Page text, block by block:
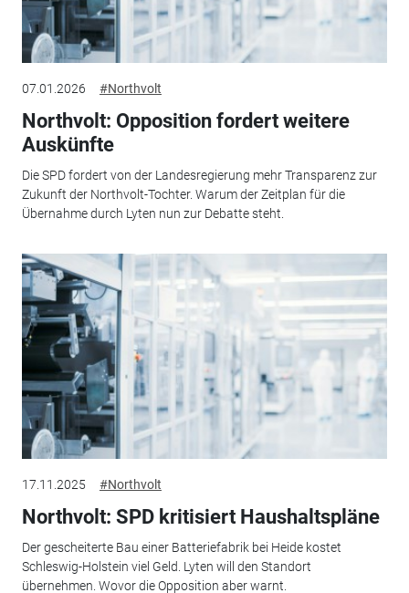
07.01.2026 #Northvolt
Northvolt: Opposition fordert weitere
Auskünfte
Die SPD fordert von der Landesregierung mehr Transparenz zur
Zukunft der Northvolt-Tochter. Warum der Zeitplan für die
Übernahme durch Lyten nun zur Debatte steht.
17.11.2025 #Northvolt
Northvolt: SPD kritisiert Haushaltspläne
Der gescheiterte Bau einer Batteriefabrik bei Heide kostet
Schleswig-Holstein viel Geld. Lyten will den Standort
übernehmen. Wovor die Opposition aber warnt.